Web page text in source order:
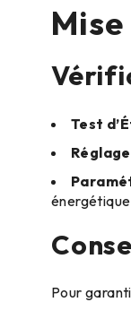
Test
Pour